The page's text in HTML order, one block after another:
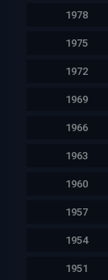
1978
1975
1972
1969
1966
1963
1960
1957
1954
1951